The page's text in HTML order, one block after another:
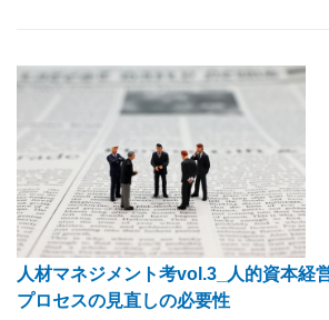
人材マネジメント考vol.3_人的資本経
プロセスの見直しの必要性